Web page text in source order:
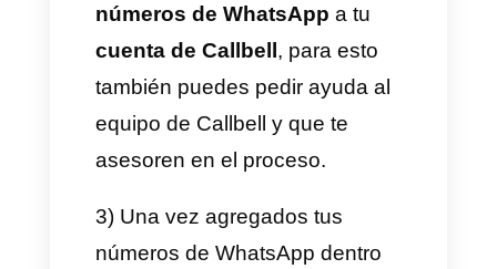
evaluar a cada colaborador de
forma individual sin morir en el
proceso.
departamentos en